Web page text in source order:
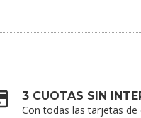
3 CUOTAS SIN
Con todas las tarjetas de